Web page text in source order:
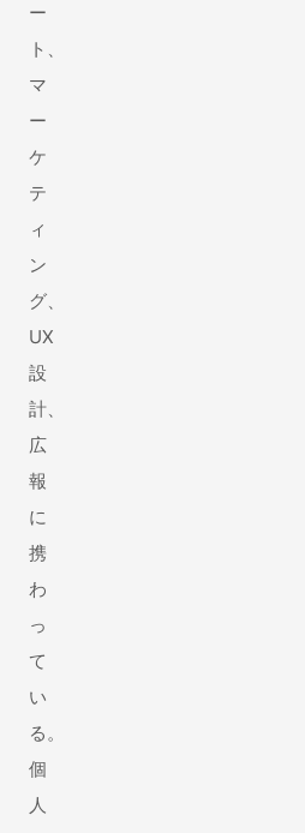
ー
ト、
マ
ー
ケ
テ
ィ
ン
グ、
UX
設
計、
広
報
に
携
わ
っ
て
い
る。
個
人